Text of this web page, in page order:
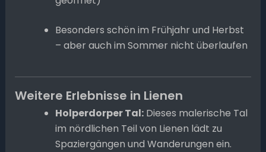
Besonders schön im Frühjahr und Herbst
– aber auch im Sommer nicht überlaufen
Weitere Erlebnisse in Lienen
Holperdorper Tal:Dieses malerische Tal
im nördlichen Teil von Lienen lädt zu
Spaziergängen und Wanderungen ein.